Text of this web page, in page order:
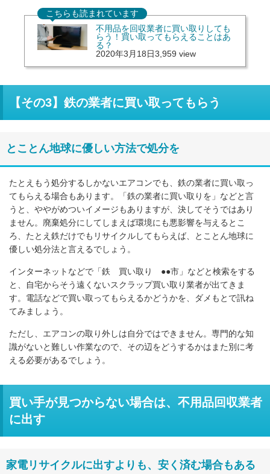
こちらも読まれています
不用品を回収業者に買い取りしても
らう！買い取ってもらえることはあ
る？
2020年3月18日3,959 view
【その3】鉄の業者に買い取ってもらう
とことん地球に優しい方法で処分を
たとえもう処分するしかないエアコンでも、鉄の業者に買い取っ
てもらえる場合もあります。「鉄の業者に買い取りを」などと言
うと、ややがめついイメージもありますが、決してそうではあり
ません。廃棄処分にしてしまえば環境にも悪影響を与えるとこ
ろ、たとえ鉄だけでもリサイクルしてもらえば、とことん地球に
優しい処分法と言えるでしょう。
インターネットなどで「鉄 買い取り ●●市」などと検索をする
と、自宅からそう遠くないスクラップ買い取り業者が出てきま
す。電話などで買い取ってもらえるかどうかを、ダメもとで訊ね
てみましょう。
ただし、エアコンの取り外しは自分ではできません。専門的な知
識がないと難しい作業なので、その辺をどうするかはまた別に考
える必要があるでしょう。
買い手が見つからない場合は、不用品回収業者
に出す
家電リサイクルに出すよりも、安く済む場合もある